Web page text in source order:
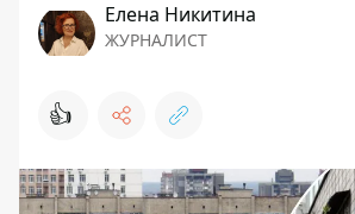
Елена Никитина
ЖУРНАЛИСТ
👍